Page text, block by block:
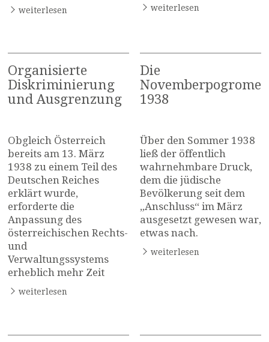
weiterlesen weiterlesen
Organisierte
Diskriminierung
und Ausgrenzung
Obgleich Österreich
bereits am 13. März
1938 zu einem Teil des
Deutschen Reiches
erklärt wurde,
erforderte die
Anpassung des
österreichischen Rechts-
und
Verwaltungssystems
erheblich mehr Zeit
weiterlesen
Die
Novemberpogrome
1938
Über den Sommer 1938
ließ der öffentlich
wahrnehmbare Druck,
dem die jüdische
Bevölkerung seit dem
„Anschluss“ im März
ausgesetzt gewesen war,
etwas nach.
weiterlesen